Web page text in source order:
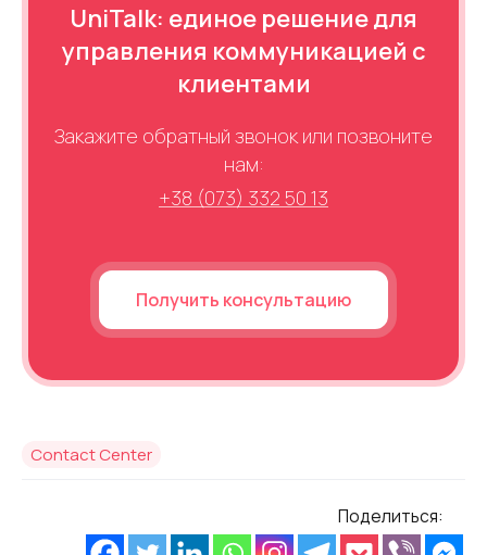
UniTalk: единое решение для
управления коммуникацией с
клиентами
Закажите обратный звонок или позвоните
нам:
+38 (073) 332 50 13
Получить консультацию
Contact Center
Поделиться: